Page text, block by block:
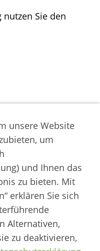
Sie den
und Wildkatzenarten
neue Forschungsergebnisse
unsere Website
um
und Ihnen das
zu bieten. Mit
erklären Sie sich
Alternativen,
zu deaktivieren,